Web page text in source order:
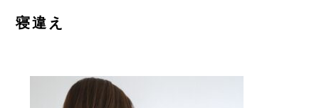
寝違え
CONTACT